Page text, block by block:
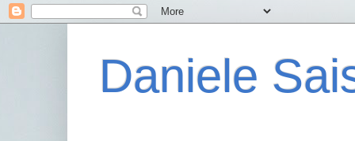
Daniele